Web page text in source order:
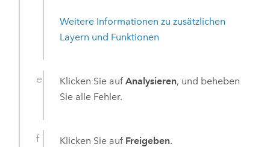
Weitere Informationen zu zusätzlichen
Layern und Funktionen
Klicken Sie aufAnalysieren, und beheben
Sie alle Fehler.
Klicken Sie auf Freigeben.